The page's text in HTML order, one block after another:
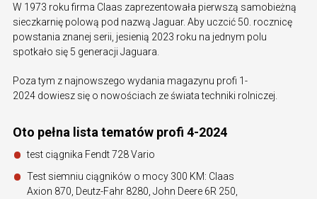
W 1973 roku firma Claas zaprezentowała pierwszą samobieżną
sieczkarnię polową pod nazwą Jaguar. Aby uczcić 50. rocznicę
powstania znanej serii, jesienią 2023 roku na jednym polu
spotkało się 5 generacji Jaguara.
Poza tym z najnowszego wydania magazynu profi 1-
2024 dowiesz się o nowościach ze świata techniki rolniczej.
Oto pełna lista tematów profi 4-2024
test ciągnika Fendt 728 Vario
Test siemniu ciągników o mocy 300 KM: Claas
Axion 870, Deutz-Fahr 8280, John Deere 6R 250,